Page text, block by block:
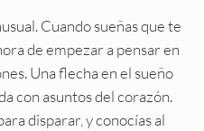
Cuando sueñas que te
de empezar a pensar en
Una flecha en el sueño
con asuntos del corazón.
disparar, y conocías al